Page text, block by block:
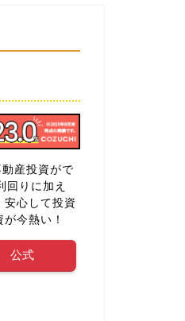
産投資がで
回りに加え
安心して投資
今熱い！
公式